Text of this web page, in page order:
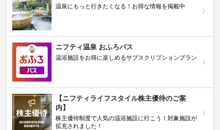
温泉にもっと行きたくなる！お得な情報を掲載中
ニフティ温泉 おふろパス
温浴施設をお得に楽しめるサブスクリプションプラン
【ニフティライフスタイル株主優待のご案
内】
株主優待制度で人気の温浴施設に行こう！対象施設が
拡充されました！